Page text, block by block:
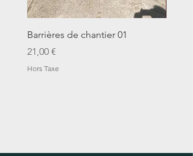
Barrières de chantier 01
Prix
21,00 €
Hors Taxe